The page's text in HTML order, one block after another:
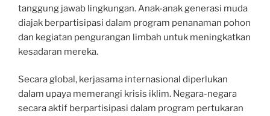
tanggung jawab lingkungan. Anak-anak generasi muda
diajak berpartisipasi dalam program penanaman pohon
dan kegiatan pengurangan limbah untuk meningkatkan
kesadaran mereka.
Secara global, kerjasama internasional diperlukan
dalam upaya memerangi krisis iklim. Negara-negara
secara aktif berpartisipasi dalam program pertukaran